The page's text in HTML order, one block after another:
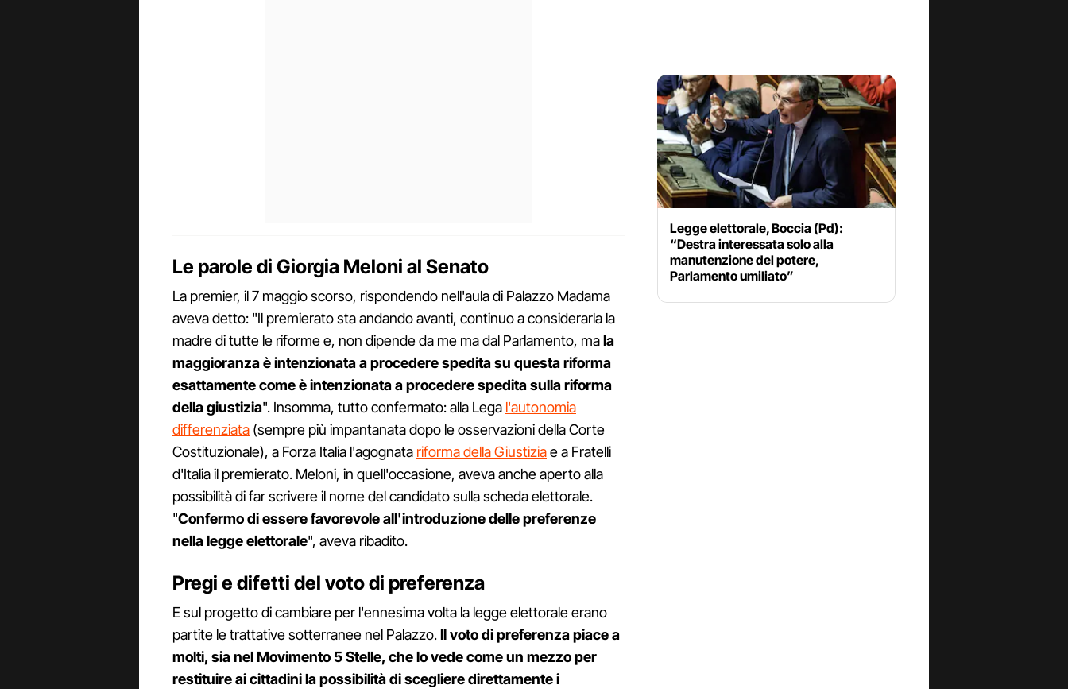
Le parole di Giorgia Meloni al Senato
La premier, il 7 maggio scorso, rispondendo nell'aula di Palazzo Madama
aveva detto: "Il premierato sta andando avanti, continuo a considerarla la
madre di tutte le riforme e, non dipende da me ma dal Parlamento, mala
maggioranza è intenzionata a procedere spedita su questa riforma
esattamente come è intenzionata a procedere spedita sulla riforma
della giustizia". Insomma, tutto confermato: alla Lega l'autonomia
differenziata (sempre più impantanata dopo le osservazioni della Corte
Costituzionale), a Forza Italia l'agognata riforma della Giustiziae a Fratelli
d'Italia il premierato. Meloni, in quell'occasione, aveva anche aperto alla
possibilità di far scrivere il nome del candidato sulla scheda elettorale.
"Confermo di essere favorevole all'introduzione delle preferenze
nella legge elettorale", aveva ribadito.
Pregi e difetti del voto di preferenza
E sul progetto di cambiare per l'ennesima volta la legge elettorale erano
partite le trattative sotterranee nel Palazzo.Il voto di preferenza piace a
molti, sia nel Movimento 5 Stelle, che lo vede come un mezzo per
restituire ai cittadini la possibilità di scegliere direttamente i
Legge elettorale, Boccia (Pd):
“Destra interessata solo alla
manutenzione del potere,
Parlamento umiliato”